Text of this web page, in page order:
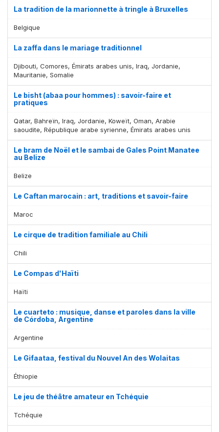
La tradition de la marionnette à tringle à Bruxelles
Belgique
La zaffa dans le mariage traditionnel
Djibouti, Comores, Émirats arabes unis, Iraq, Jordanie,
Mauritanie, Somalie
Le bisht (abaa pour hommes) : savoir-faire et
pratiques
Qatar, Bahreïn, Iraq, Jordanie, Koweït, Oman, Arabie
saoudite, République arabe syrienne, Émirats arabes unis
Le bram de Noël et le sambai de Gales Point Manatee
au Belize
Belize
Le Caftan marocain : art, traditions et savoir-faire
Maroc
Le cirque de tradition familiale au Chili
Chili
Le Compas d'Haïti
Haïti
Le cuarteto : musique, danse et paroles dans la ville
de Córdoba, Argentine
Argentine
Le Gifaataa, festival du Nouvel An des Wolaitas
Éthiopie
Le jeu de théâtre amateur en Tchéquie
Tchéquie